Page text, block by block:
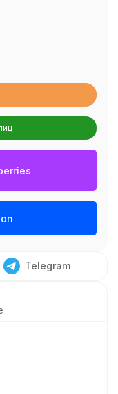
Telegram